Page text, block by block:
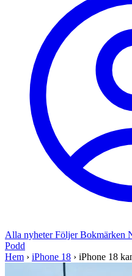
Alla nyheterFöljerBokmärken
Podd
Hem › iPhone 18 › iPhone 18